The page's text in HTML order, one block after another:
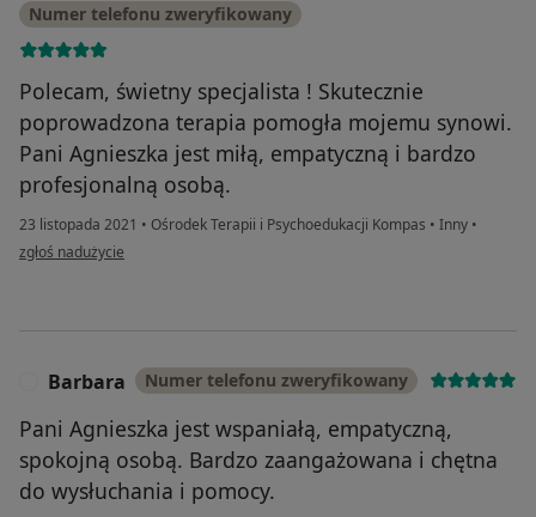
Numer telefonu zweryfikowany
Polecam, świetny specjalista ! Skutecznie
poprowadzona terapia pomogła mojemu synowi.
Pani Agnieszka jest miłą, empatyczną i bardzo
profesjonalną osobą.
23 listopada 2021 • Ośrodek Terapii i Psychoedukacji Kompas • Inny •
w opinii użytkownika Daria Błaszkiewicz
zgłoś nadużycie
Barbara Numer telefonu zweryfikowany
Pani Agnieszka jest wspaniałą, empatyczną,
spokojną osobą. Bardzo zaangażowana i chętna
do wysłuchania i pomocy.